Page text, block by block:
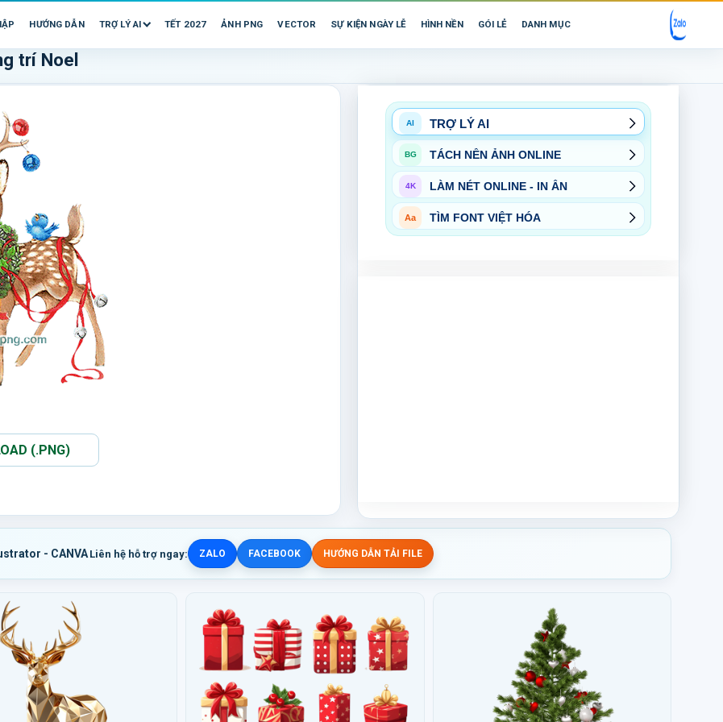
HƯỚNG DẪN TRỢ LÝ AI TẾT 2027 ẢNH PNG VECTOR SỰ KIỆN NGÀY LỄ HÌNH NỀN GÓI LẺ DANH MỤC
trí Noel
(.PNG)
AI TRỢ LÝ AI
BG TÁCH NỀN ẢNH ONLINE
4K LÀM NÉT ONLINE - IN ẤN
Aa TÌM FONT VIỆT HÓA
- CANVA Liên hệ hỗ trợ ngay: ZALO FACEBOOK HƯỚNG DẪN TẢI FILE